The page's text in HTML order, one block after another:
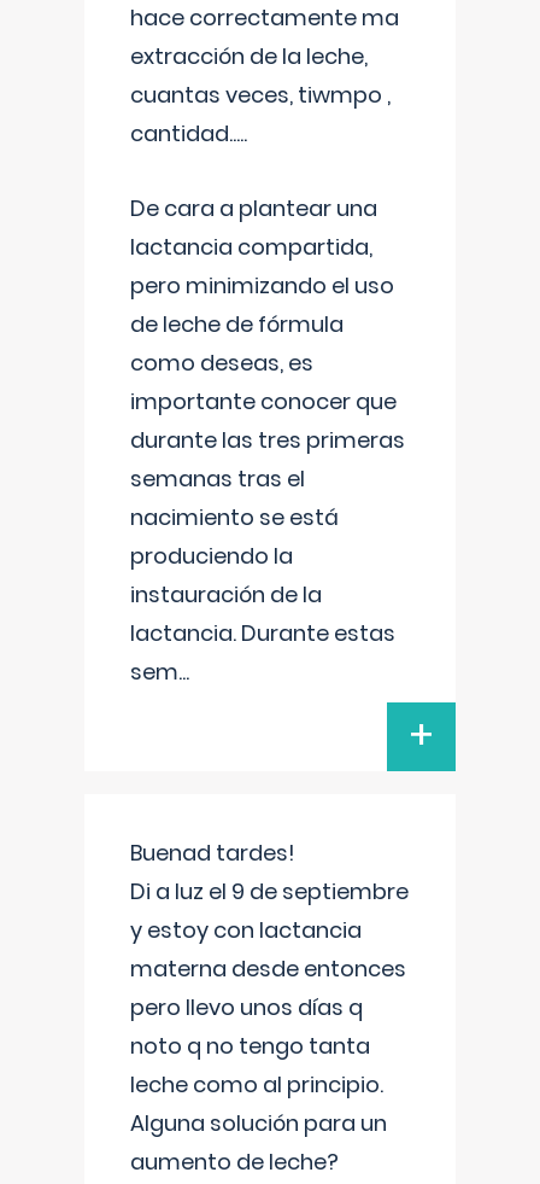
hace correctamente ma
extracción de la leche,
cuantas veces, tiwmpo ,
cantidad.....
De cara a plantear una
lactancia compartida,
pero minimizando el uso
de leche de fórmula
como deseas, es
importante conocer que
durante las tres primeras
semanas tras el
nacimiento se está
produciendo la
instauración de la
lactancia. Durante estas
sem...
+
Buenad tardes!
Di a luz el 9 de septiembre
y estoy con lactancia
materna desde entonces
pero llevo unos días q
noto q no tengo tanta
leche como al principio.
Alguna solución para un
aumento de leche?